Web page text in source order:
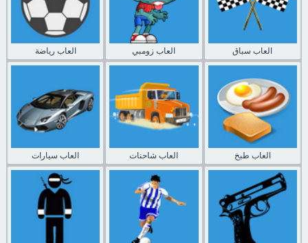
العاب رياضة العاب زومبي العاب سباق
العاب سيارات العاب شاحنات العاب طبخ